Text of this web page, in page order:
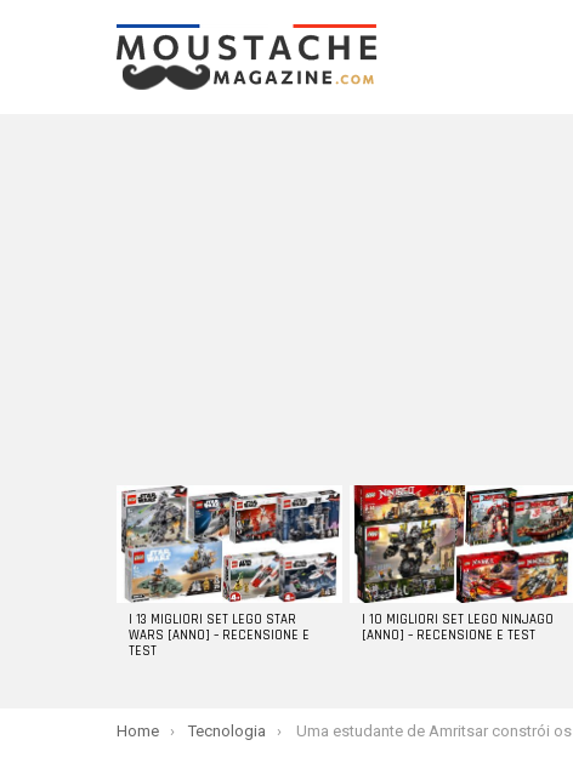
LATEST
STORIES
I 13 MIGLIORI SET LEGO STAR
WARS [ANNO] – RECENSIONE E
TEST
I 10 MIGLIORI SET LEGO NINJAGO
[ANNO] – RECENSIONE E TEST
You are here:
Home Tecnologia Uma estudante de Amritsar constrói os primeiros banheiros públicos com emissão de carbono negativa na Índia.